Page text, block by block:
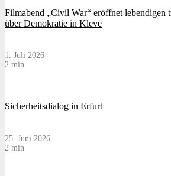
Filmabend „Civil War“ eröffnet lebendigen
über Demokratie in Kleve
1. Juli 2026
2 min
Sicherheitsdialog in Erfurt
25. Juni 2026
2 min